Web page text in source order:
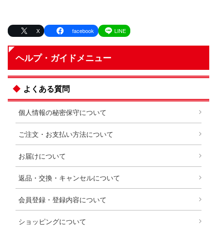
X facebook LINE
ヘルプ・ガイドメニュー
よくある質問
個人情報の秘密保守について
ご注文・お支払い方法について
お届けについて
返品・交換・キャンセルについて
会員登録・登録内容について
ショッピングについて